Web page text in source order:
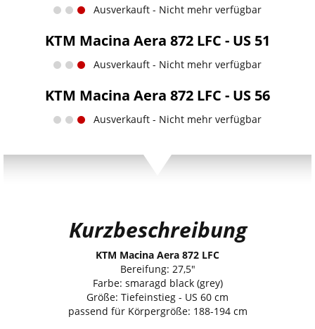
Ausverkauft - Nicht mehr verfügbar
KTM Macina Aera 872 LFC - US 51
Ausverkauft - Nicht mehr verfügbar
KTM Macina Aera 872 LFC - US 56
Ausverkauft - Nicht mehr verfügbar
Kurzbeschreibung
KTM Macina Aera 872 LFC
Bereifung: 27,5"
Farbe: smaragd black (grey)
Größe: Tiefeinstieg - US 60 cm
passend für Körpergröße: 188-194 cm